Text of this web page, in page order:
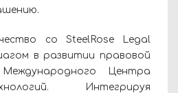
со SteelRose Legal
в развитии правовой
Центра
Интегрируя